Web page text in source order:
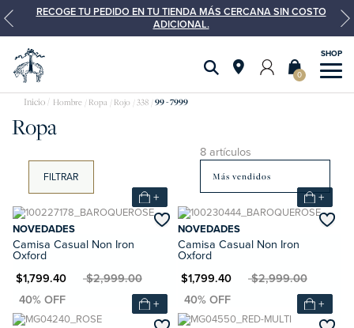
RECOGE TU PEDIDO EN TU TIENDA MÁS CERCANA SIN COSTO
ADICIONAL.
0
Hombre Ropa Rojo 338 99 - 7999
Ropa
FILTRAR
8 artículos
+
NOVEDADES
Camisa Casual Non Iron
Oxford
$1,799.40MXN $2,999.00
+
NOVEDADES
Camisa Casual Non Iron
Oxford
MXN $1,799.40MXN $2,999.00
+ +